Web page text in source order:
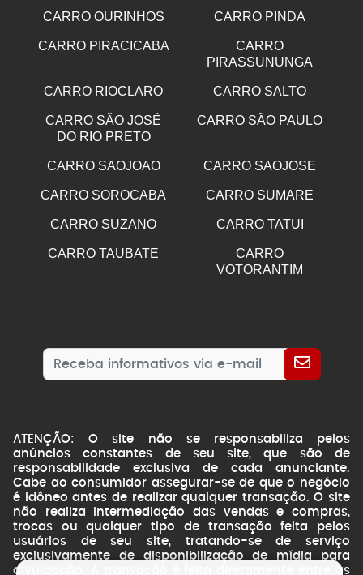
CARRO OURINHOS CARRO PINDA
CARRO PIRACICABA
CARRO
PIRASSUNUNGA
CARRO RIOCLARO CARRO SALTO
CARRO SÃO JOSÉ
DO RIO PRETO
CARRO SÃO PAULO
CARRO SAOJOAO CARRO SAOJOSE
CARRO SOROCABA CARRO SUMARE
CARRO SUZANO CARRO TATUI
CARRO TAUBATE
CARRO
VOTORANTIM
ATENÇÃO: O site não se responsabiliza pelos
anúncios constantes de seu site, que são de
responsabilidade exclusiva de cada anunciante.
Cabe ao consumidor assegurar-se de que o negócio
é idôneo antes de realizar qualquer transação. O site
não realiza intermediação das vendas e compras,
trocas ou qualquer tipo de transação feita pelos
usuários de seu site, tratando-se de serviço
exclusivamente de disponibilização de mídia para
divulgação. A transação é feita diretamente entre as